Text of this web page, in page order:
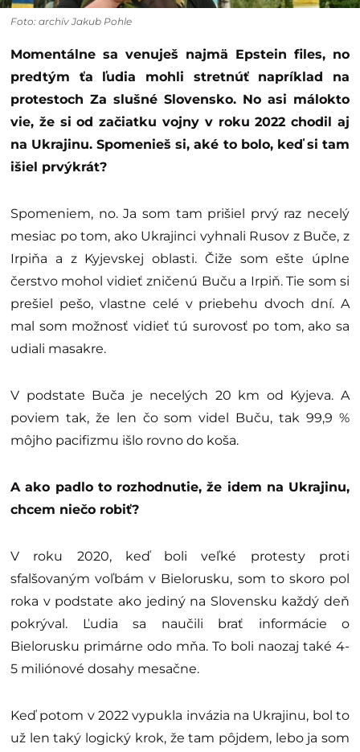
Foto: archív Jakub Pohle
Momentálne sa venuješ najmä Epstein files, no
predtým ťa ľudia mohli stretnúť napríklad na
protestoch Za slušné Slovensko. No asi málokto
vie, že si od začiatku vojny v roku 2022 chodil aj
na Ukrajinu. Spomenieš si, aké to bolo, keď si tam
išiel prvýkrát?
Spomeniem, no. Ja som tam prišiel prvý raz necelý
mesiac po tom, ako Ukrajinci vyhnali Rusov z Buče, z
Irpiňa a z Kyjevskej oblasti. Čiže som ešte úplne
čerstvo mohol vidieť zničenú Buču a Irpiň. Tie som si
prešiel pešo, vlastne celé v priebehu dvoch dní. A
mal som možnosť vidieť tú surovosť po tom, ako sa
udiali masakre.
V podstate Buča je necelých 20 km od Kyjeva. A
poviem tak, že len čo som videl Buču, tak 99,9 %
môjho pacifizmu išlo rovno do koša.
A ako padlo to rozhodnutie, že idem na Ukrajinu,
chcem niečo robiť?
V roku 2020, keď boli veľké protesty proti
sfalšovaným voľbám v Bielorusku, som to skoro pol
roka v podstate ako jediný na Slovensku každý deň
pokrýval. Ľudia sa naučili brať informácie o
Bielorusku primárne odo mňa. To boli naozaj také 4-
5 miliónové dosahy mesačne.
Keď potom v 2022 vypukla invázia na Ukrajinu, bol to
už len taký logický krok, že tam pôjdem, lebo ja som